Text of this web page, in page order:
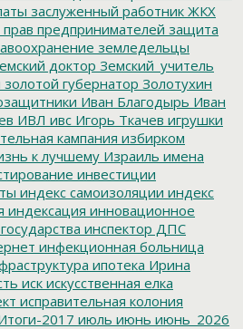
заслуженный работник ЖКХ
предпринимателей защита
земледельцы
доктор Земский_учитель
золотой губернатор Золотухин
Иван Благодырь Иван
ИВЛ ивс Игорь Ткачев игрушки
кампания избирком
к лучшему Израиль имена
инвестиции
индекс самоизоляции индекс
индексация инновационное
инспектор ДПС
инфекционная больница
ипотека Ирина
иск искусственная елка
исправительная колония
2017 июль июнь июнь_2026